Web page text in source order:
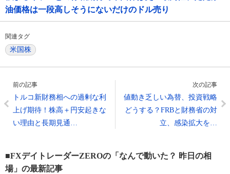
油価格は一段高しそうにないだけのドル売り
関連タグ
米国株
前の記事
トルコ新財務相への過剰な利
上げ期待！株高＋円安起きな
い理由と長期見通…
次の記事
値動き乏しい為替、投資戦略
どうする？FRBと財務省の対
立、感染拡大を…
■FXデイトレーダーZEROの「なんで動いた？ 昨日の相
場」の最新記事